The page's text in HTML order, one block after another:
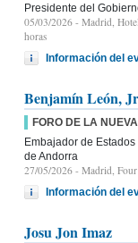
Presidente del
05/03/2026 - Madrid,
horas
Información del
Benjamín León,
FORO DE LA
Embajador de
de Andorra
27/05/2026 - Madrid,
Información del
Josu Jon Imaz